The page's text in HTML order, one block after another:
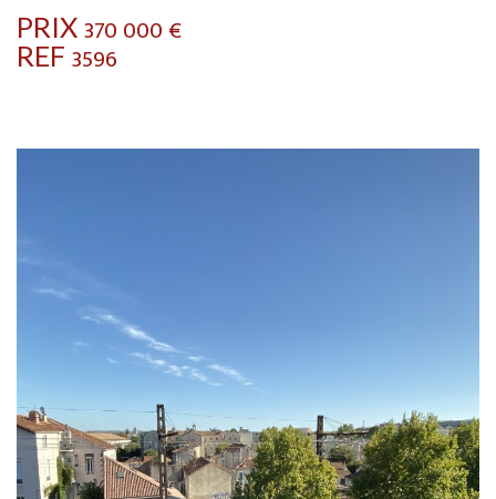
PRIX 370 000 €
REF 3596